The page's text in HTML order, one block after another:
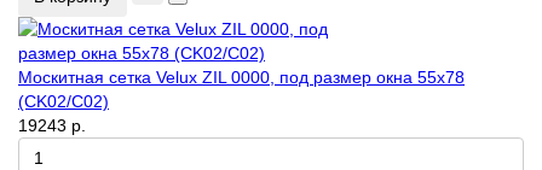
Москитная сетка Velux ZIL 0000, под размер окна 55x78
(CK02/C02)
19243 р.